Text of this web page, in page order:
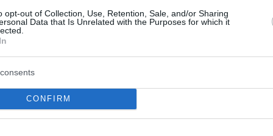
opt-out of Collection, Use, Retention, Sale, and/or Sharing
Data that Is Unrelated with the Purposes for which it
CONFIRM
μετακομίζει στο Μέγαρο Μαξίμου
έχοντας την ευρύτερη ευθύνη συντονισμού
έργου σε στενή συνεργασία με τον έτερο
λειτουργεί πλέον με νέο τρόπο, ώστε να